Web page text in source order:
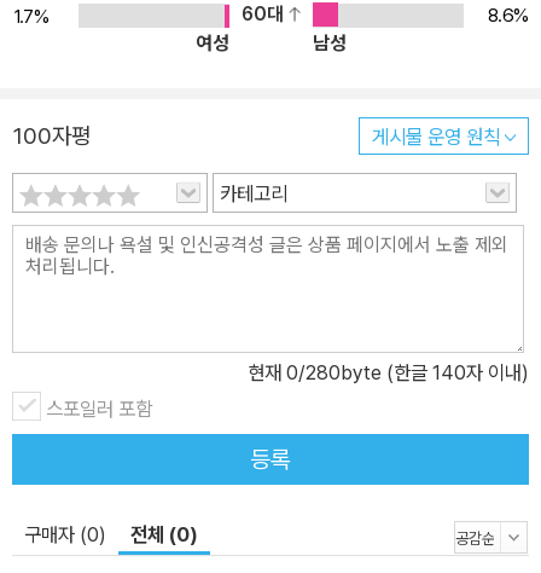
1.7%
60대
8.6%
여성
남성
100자평 게시물 운영 원칙
카테고리
현재 0/280byte (한글 140자 이내)
스포일러 포함
등록
구매자 (0) 전체 (0)